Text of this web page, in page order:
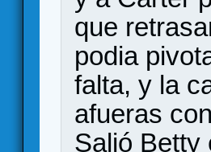
que
podia
falta, y la
afueras
Salió Betty